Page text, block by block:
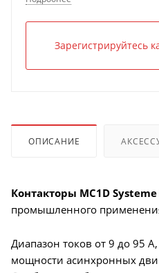
Зарегистрируйтесь
ОПИСАНИЕ
Контакторы MC1D
промышленного
Диапазон токов от 9 до 95 А,
мощности асинхронных